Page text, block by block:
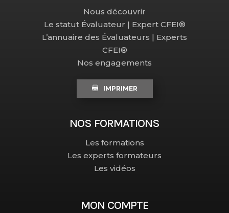
Nous découvrir
Le statut Évaluateur | Expert CFEI®
L’annuaire des Évaluateurs | Experts
CFEI®
Nos engagements
IMPRIMER
NOS FORMATIONS
Les formations
Les experts formateurs
Les vidéos
MON COMPTE